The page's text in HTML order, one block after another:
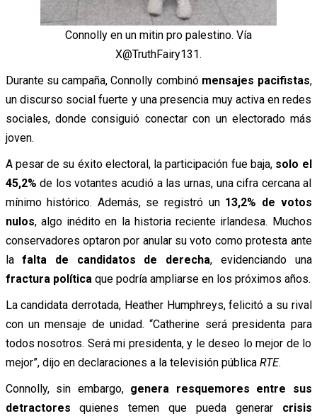
Connolly en un mitin pro palestino. Vía
X@TruthFairy131.
Durante su campaña, Connolly combinó mensajes pacifistas,
un discurso social fuerte y una presencia muy activa en redes
sociales, donde consiguió conectar con un electorado más
joven.
A pesar de su éxito electoral, la participación fue baja, solo el
45,2% de los votantes acudió a las urnas, una cifra cercana al
mínimo histórico. Además, se registró un 13,2% de votos
nulos, algo inédito en la historia reciente irlandesa. Muchos
conservadores optaron por anular su voto como protesta ante
lafalta de candidatos de derecha, evidenciando una
fractura políticaque podría ampliarse en los próximos años.
La candidata derrotada, Heather Humphreys, felicitó a su rival
con un mensaje de unidad. “Catherine será presidenta para
todos nosotros. Será mi presidenta, y le deseo lo mejor de lo
mejor”, dijo en declaraciones a la televisión públicaRTE.
Connolly, sin embargo, genera resquemores entre sus
detractores quienes temen que pueda generar crisis